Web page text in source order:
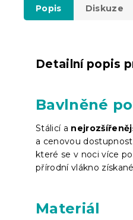
Popis Diskuze
Detailní popis
Bavlněné
Stálicí a
a cenovou
které se v noci více
přírodní vlákno
Materiál